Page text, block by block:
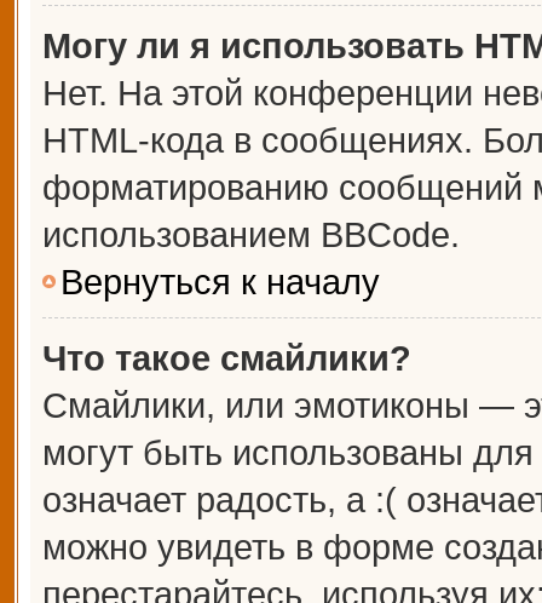
Могу ли я использовать
Нет. На этой конференции
HTML-кода в сообщениях.
форматированию сообщений
использованием BBCode.
Вернуться к началу
Что такое смайлики?
Смайлики, или эмотиконы —
могут быть использованы
означает радость, а :(
можно увидеть в форме
перестарайтесь, используя